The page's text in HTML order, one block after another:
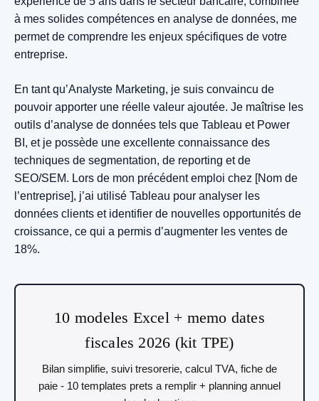
à mes solides compétences en analyse de données, me
permet de comprendre les enjeux spécifiques de votre
entreprise.
En tant qu’Analyste Marketing, je suis convaincu de
pouvoir apporter une réelle valeur ajoutée. Je maîtrise les
outils d’analyse de données tels que Tableau et Power
BI, et je possède une excellente connaissance des
techniques de segmentation, de reporting et de
SEO/SEM. Lors de mon précédent emploi chez [Nom de
l’entreprise], j’ai utilisé Tableau pour analyser les
données clients et identifier de nouvelles opportunités de
croissance, ce qui a permis d’augmenter les ventes de
18%.
10 modeles Excel + memo dates
fiscales 2026 (kit TPE)
Bilan simplifie, suivi tresorerie, calcul TVA, fiche de
paie - 10 templates prets a remplir + planning annuel